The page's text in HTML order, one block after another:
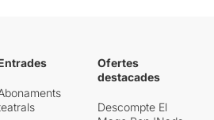
Ofertes
destacades
Descompte El